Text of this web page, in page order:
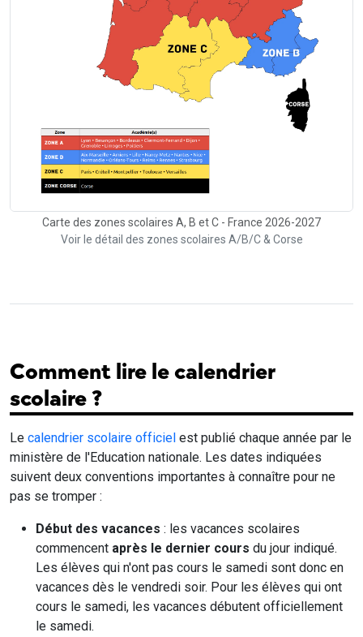
Carte des zones scolaires A, B et C - France 2026-2027
Voir le détail des zones scolaires A/B/C & Corse
Comment lire le calendrier
scolaire ?
Le calendrier scolaire officiel est publié chaque année par le
ministère de l'Education nationale. Les dates indiquées
suivent deux conventions importantes à connaître pour ne
pas se tromper :
Début des vacances : les vacances scolaires
commencent après le dernier cours du jour indiqué.
Les élèves qui n'ont pas cours le samedi sont donc en
vacances dès le vendredi soir. Pour les élèves qui ont
cours le samedi, les vacances débutent officiellement
le samedi.